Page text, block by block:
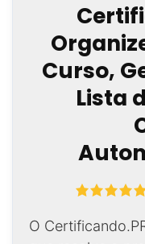
Curso,
Lista
O